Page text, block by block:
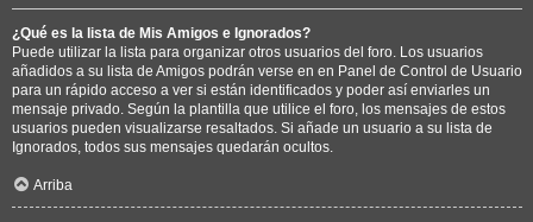
¿Qué es la lista de Mis Amigos e Ignorados?
Puede utilizar la lista para organizar otros usuarios del foro. Los usuarios
añadidos a su lista de Amigos podrán verse en en Panel de Control de Usuario
para un rápido acceso a ver si están identificados y poder así enviarles un
mensaje privado. Según la plantilla que utilice el foro, los mensajes de estos
usuarios pueden visualizarse resaltados. Si añade un usuario a su lista de
Ignorados, todos sus mensajes quedarán ocultos.
Arriba